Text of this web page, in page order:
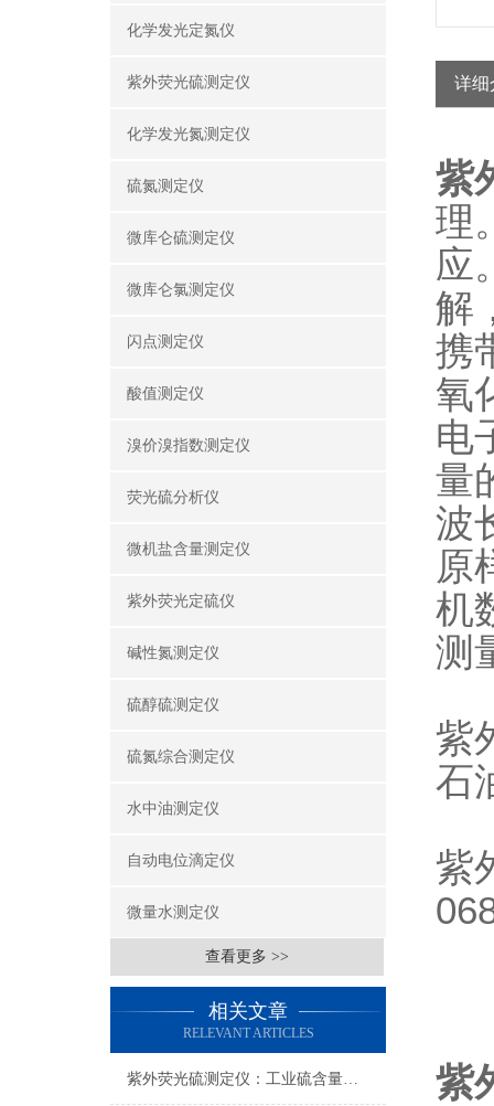
化学发光定氮仪
紫外荧光硫测定仪
化学发光氮测定仪
硫氮测定仪
微库仑硫测定仪
微库仑氯测定仪
闪点测定仪
酸值测定仪
溴价溴指数测定仪
荧光硫分析仪
微机盐含量测定仪
紫外荧光定硫仪
碱性氮测定仪
硫醇硫测定仪
硫氮综合测定仪
水中油测定仪
自动电位滴定仪
微量水测定仪
查看更多 >>
相关文章
RELEVANT ARTICLES
紫外荧光硫测定仪：工业硫含量检测的实用技术载体
详细
紫
理
应
解
携
氧
电
量
波
原
机
测
紫
石
紫
紫